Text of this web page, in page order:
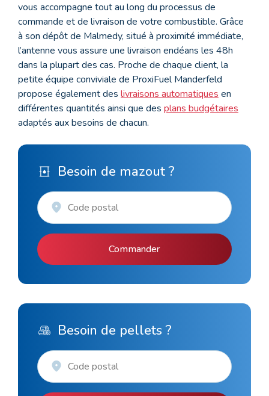
vous accompagne tout au long du processus de
commande et de livraison de votre combustible. Grâce
à son dépôt de Malmedy, situé à proximité immédiate,
l’antenne vous assure une livraison endéans les 48h
dans la plupart des cas. Proche de chaque client, la
petite équipe conviviale de ProxiFuel Manderfeld
propose également des livraisons automatiques en
différentes quantités ainsi que des plans budgétaires
adaptés aux besoins de chacun.
Besoin de mazout ?
Commander
Besoin de pellets ?